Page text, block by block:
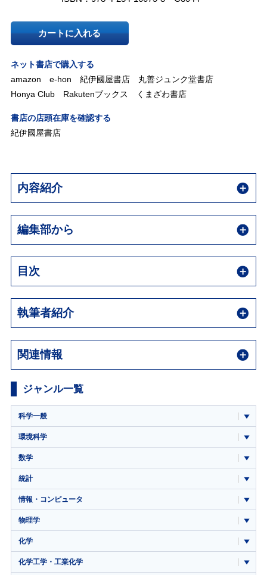
カートに入れる
ネット書店で購入する
amazon
e-hon 紀伊國屋書店
丸善ジュンク堂書店
Honya Club
Rakutenブックス くまざわ書店
書店の店頭在庫を確認する
紀伊國屋書店
内容紹介
編集部から
目次
執筆者紹介
関連情報
ジャンル一覧
科学一般
環境科学
数学
統計
情報・コンピュータ
物理学
化学
化学工学・工業化学